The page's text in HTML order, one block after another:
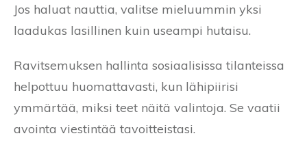
Jos haluat nauttia, valitse mieluummin yksi
laadukas lasillinen kuin useampi hutaisu.
Ravitsemuksen hallinta sosiaalisissa tilanteissa
helpottuu huomattavasti, kun lähipiirisi
ymmärtää, miksi teet näitä valintoja. Se vaatii
avointa viestintää tavoitteistasi.